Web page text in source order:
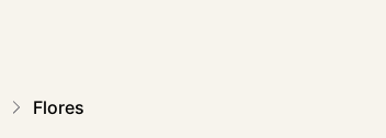
Flores